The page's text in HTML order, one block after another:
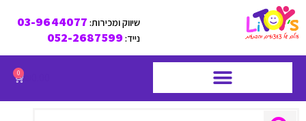
שיווק ומכירות: 03-9644077
נייד:052-2687599
0